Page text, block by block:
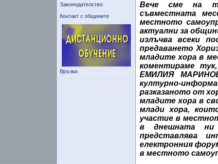
Законодателство
Контакт с общините
Връзки
Вече сме на
съвместната
местното
актуални за
излъчва всеки
предаването
младите хора в
коментираме
ЕМИЛИЯ
културно-
разказаното от
младите хора в
млади хора,
участие в
в днешната ни
представлява
електронния
в местното